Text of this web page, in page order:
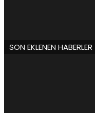
SON EKLENEN HABERLER